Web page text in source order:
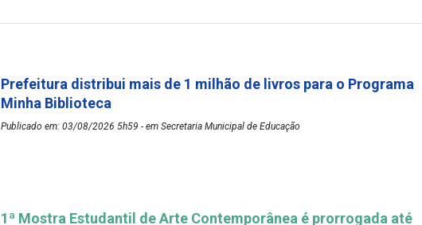
Prefeitura distribui mais de 1 milhão de livros para o Programa
Minha Biblioteca
Publicado em: 03/08/2026 5h59 - em Secretaria Municipal de Educação
1ª Mostra Estudantil de Arte Contemporânea é prorrogada até